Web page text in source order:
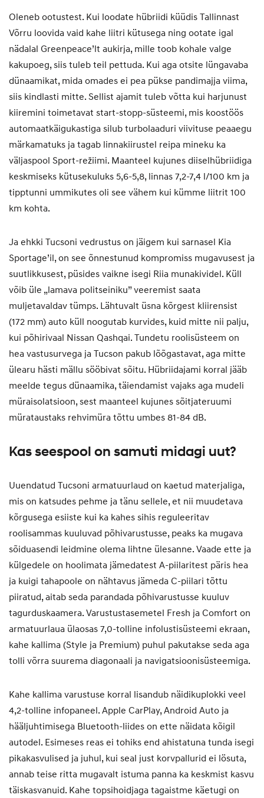
Oleneb ootustest. Kui loodate hübriidi küüdis Tallinnast
Võrru loovida vaid kahe liitri kütusega ning ootate igal
nädalal Greenpeace’lt aukirja, mille toob kohale valge
kakupoeg, siis tuleb teil pettuda. Kui aga otsite lüngavaba
dünaamikat, mida omades ei pea pükse pandimajja viima,
siis kindlasti mitte. Sellist ajamit tuleb võtta kui harjunust
kiiremini toimetavat start-stopp-süsteemi, mis koostöös
automaatkäigukastiga silub turbolaaduri viivituse peaaegu
märkamatuks ja tagab linnakiirustel reipa mineku ka
väljaspool Sport-režiimi. Maanteel kujunes diiselhübriidiga
keskmiseks kütusekuluks 5,6-5,8, linnas 7,2-7,4 l/100 km ja
tipptunni ummikutes oli see vähem kui kümme liitrit 100
km kohta.
Ja ehkki Tucsoni vedrustus on jäigem kui sarnasel Kia
Sportage’il, on see õnnestunud kompromiss mugavusest ja
suutlikkusest, püsides vaikne isegi Riia munakividel. Küll
võib üle „lamava politseiniku” veeremist saata
muljetavaldav tümps. Lähtuvalt üsna kõrgest kliirensist
(172 mm) auto küll noogutab kurvides, kuid mitte nii palju,
kui põhirivaal Nissan Qashqai. Tundetu roolisüsteem on
hea vastusurvega ja Tucson pakub lõõgastavat, aga mitte
ülearu hästi mällu sööbivat sõitu. Hübriidajami korral jääb
meelde tegus dünaamika, täiendamist vajaks aga mudeli
müraisolatsioon, sest maanteel kujunes sõitjateruumi
mürataustaks rehvimüra tõttu umbes 81-84 dB.
Kas seespool on samuti midagi uut?
Uuendatud Tucsoni armatuurlaud on kaetud materjaliga,
mis on katsudes pehme ja tänu sellele, et nii muudetava
kõrgusega esiiste kui ka kahes sihis reguleeritav
roolisammas kuuluvad põhivarustusse, peaks ka mugava
sõiduasendi leidmine olema lihtne ülesanne. Vaade ette ja
külgedele on hoolimata jämedatest A-piilaritest päris hea
ja kuigi tahapoole on nähtavus jämeda C-piilari tõttu
piiratud, aitab seda parandada põhivarustusse kuuluv
tagurduskaamera. Varustustasemetel Fresh ja Comfort on
armatuurlaua ülaosas 7,0-tolline infolustisüsteemi ekraan,
kahe kallima (Style ja Premium) puhul pakutakse seda aga
tolli võrra suurema diagonaali ja navigatsioonisüsteemiga.
Kahe kallima varustuse korral lisandub näidikuplokki veel
4,2-tolline infopaneel. Apple CarPlay, Android Auto ja
hääljuhtimisega Bluetooth-liides on ette näidata kõigil
autodel. Esimeses reas ei tohiks end ahistatuna tunda isegi
pikakasvulised ja juhul, kui seal just korvpallurid ei lösuta,
annab teise ritta mugavalt istuma panna ka keskmist kasvu
täiskasvanuid. Kahe topsihoidjaga tagaistme käetugi on